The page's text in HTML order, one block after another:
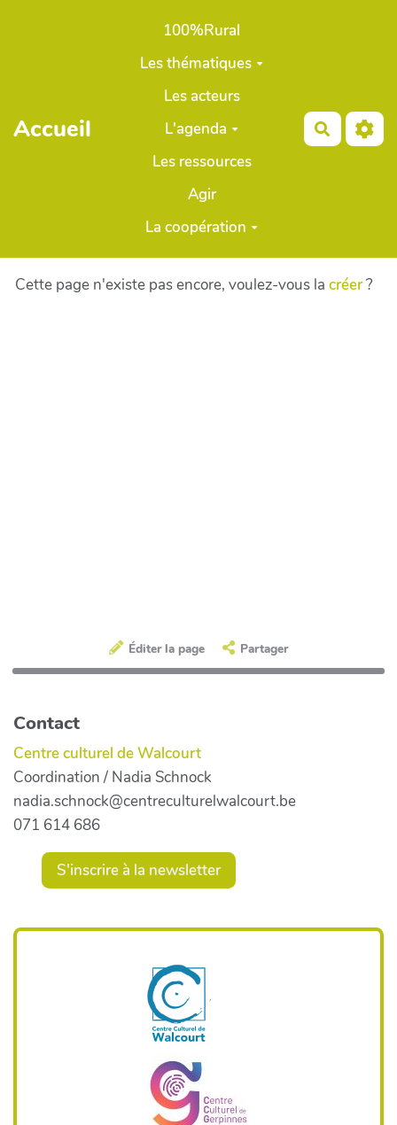
Aller au contenu principal
Accueil
100%Rural
Les thématiques
Les acteurs
L'agenda
Les ressources
Agir
La coopération
Cette page n'existe pas encore, voulez-vous la créer?
Éditer la page Partager
Contact
Centre culturel de Walcourt
Coordination / Nadia Schnock
nadia.schnock@centreculturelwalcourt.be
071 614 686
S'inscrire à la newsletter